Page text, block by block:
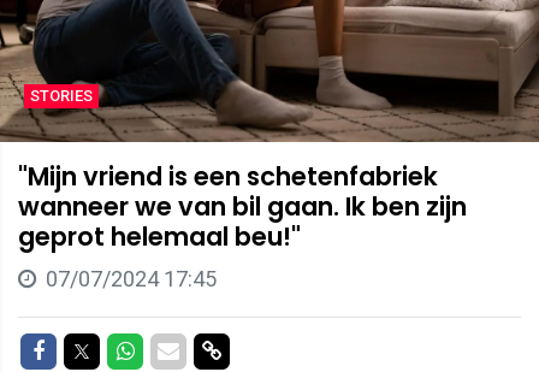
STORIES
"Mijn vriend is een schetenfabriek
wanneer we van bil gaan. Ik ben zijn
geprot helemaal beu!"
07/07/2024 17:45
Delen op Facebook
Delen op Twitter
Delen op Whatsapp
Delen via Mail
Delen via link